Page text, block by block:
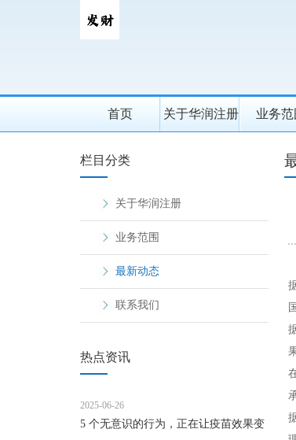
首页 关于华润注册 业务范
栏目分类
关于华润注册
业务范围
最新动态
联系我们
热点资讯
2025-06-26
5 个无意识的行为，正在让疫苗效果变